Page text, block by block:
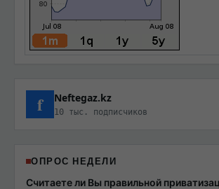
f Neftegaz.kz
10 тыс. подписчиков
ОПРОС НЕДЕЛИ
Считаете ли Вы правильной